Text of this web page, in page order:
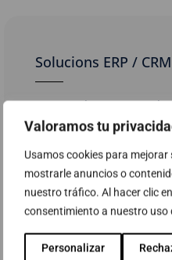
Valoramos tu
Usamos cookies para mejorar
mostrarle anuncios o
nuestro tráfico. Al hacer clic
consentimiento a nuestro uso
Personalizar
Solucions ERP / CRM
Factura electrònica amb
LS Express
Kit Digital – Gestió de
Sales